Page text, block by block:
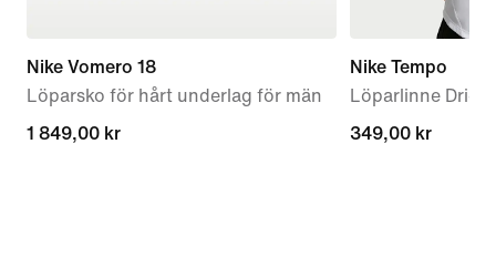
Nike Vomero 18
Löparsko för hårt underlag för män
1 849,00 kr
1 849,00 kr
Nike Tempo
Löparlinne Dri-
349,00 kr
349,00 kr